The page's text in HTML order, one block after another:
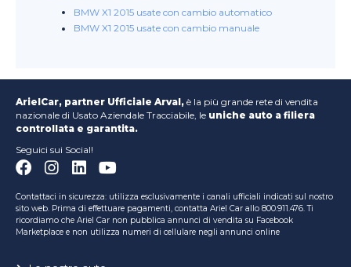
BMW X1 2015 usate con cambio automatico
BMW X1 2015 usate con cambio manuale
ArielCar, partner Ufficiale Arval, è la più grande rete di vendita
nazionale di Usato Aziendale Tracciabile, le uniche auto a filiera
controllata e garantita.
Seguici sui Social!
Contattaci in sicurezza: utilizza esclusivamente i canali ufficiali indicati sul nostro
sito web. Prima di effettuare pagamenti, contatta Ariel Car allo 800.911.476. Ti
ricordiamo che Ariel Car non pubblica annunci di vendita su Facebook
Marketplace e non utilizza numeri di cellulare negli annunci online